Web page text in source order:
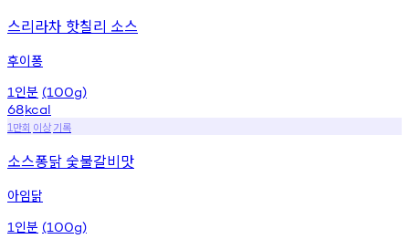
스리라차 핫칠리 소스
후이퐁
1 인분 (100g)
68kcal
1 만회 이상기록
소스퐁닭 숯불갈비맛
아임닭
1 인분 (100g)